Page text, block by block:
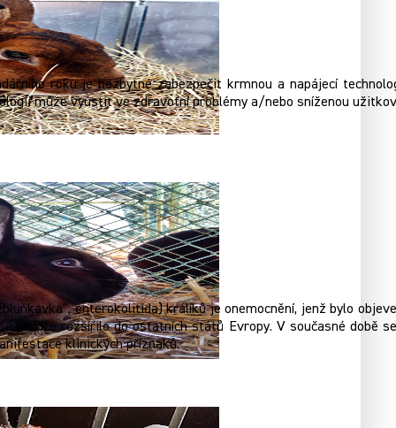
roku je nezbytné zabezpečit krmnou a napájecí
může vyústit ve zdravotní problémy a/nebo sníženou
enterokolitida) králíků je onemocnění, jenž bylo
prudce rozšířilo do ostatních států Evropy. V současné době
klinických příznaků.